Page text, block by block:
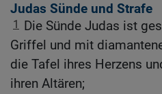
Judas Sünde und Strafe
1
Die Sünde Judas ist
Griffel und mit
die Tafel ihres Herzens
ihren Altären;